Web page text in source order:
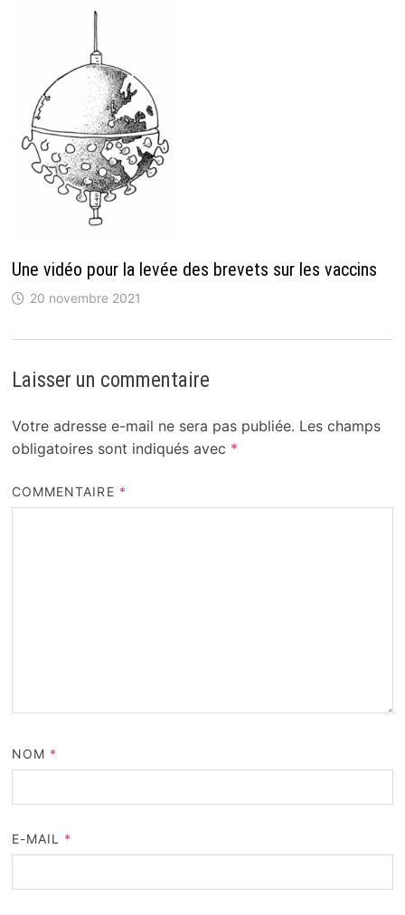
Une vidéo pour la levée des brevets sur les vaccins
20 novembre 2021
Laisser un commentaire
Votre adresse e-mail ne sera pas publiée. Les champs
obligatoires sont indiqués avec *
COMMENTAIRE *
NOM *
E-MAIL *